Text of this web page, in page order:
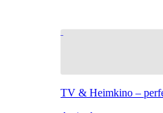
TV & Heimkino –